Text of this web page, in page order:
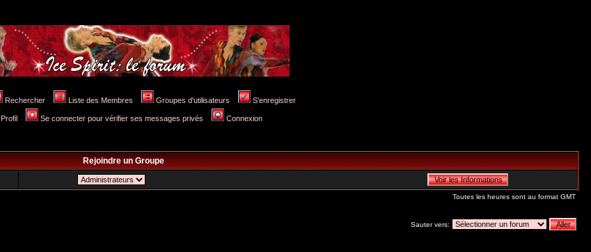
Rechercher Liste des Membres Groupes d'utilisateurs S'enregistrer
Profil Se connecter pour vérifier ses messages privés Connexion
Rejoindre un Groupe
Toutes les heures sont au format GMT
Sauter vers: